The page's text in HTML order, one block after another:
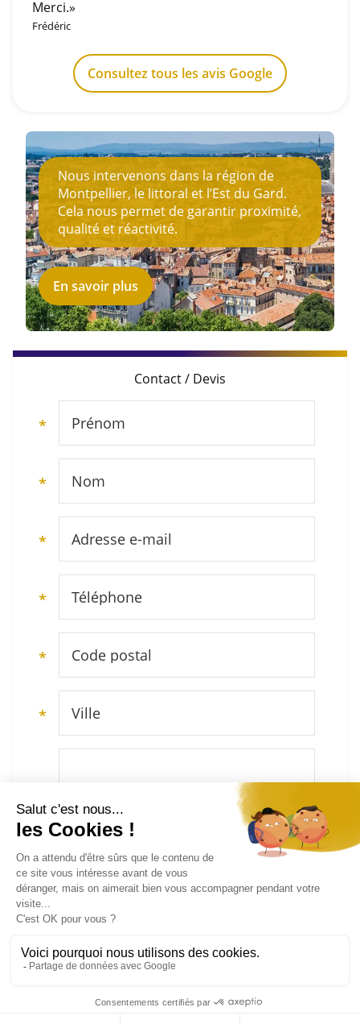
Merci.»
Frédéric
Consultez tous les avis Google
Nous intervenons dans la région de
Montpellier, le littoral et l’Est du Gard.
Cela nous permet de garantir proximité,
qualité et réactivité.
En savoir plus
Contact / Devis
* Prénom
* Nom
* Adresse e-mail
* Téléphone
* Code postal
* Ville
*
Déposer des fichiers, ou cliquer pour
parcourir...
dépannage ou de réparation.